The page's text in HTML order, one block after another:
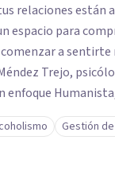
relaciones están
espacio para
a
Trejo,
enfoque
según las
Gestión